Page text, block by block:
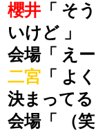
櫻井 「 そ
いけど 」
会場「 えー
二宮 「 よ
決まってる
会場「 （笑